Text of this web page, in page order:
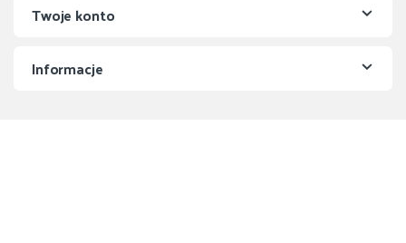
Twoje konto
Informacje